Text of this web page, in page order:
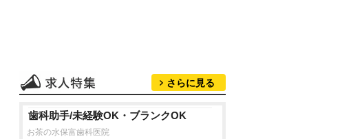
さらに見る
歯科助手/未経験OK・ブランクOK
お茶の水保富歯科医院